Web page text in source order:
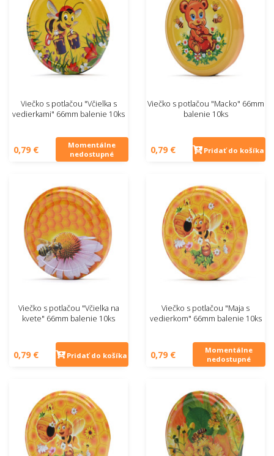
Viečko s potlačou "Včielka s
vedierkami" 66mm balenie 10ks
0,79 €
Momentálne
nedostupné
Viečko s potlačou "Macko" 66mm
balenie 10ks
0,79 € Pridať do košíka
Viečko s potlačou "Včielka na
kvete" 66mm balenie 10ks
0,79 € Pridať do košíka
Viečko s potlačou "Maja s
vedierkom" 66mm balenie 10ks
0,79 €
Momentálne
nedostupné